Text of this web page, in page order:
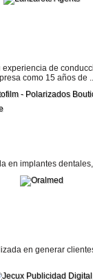
de
como 15 años de ...
implantes dentales,
en generar